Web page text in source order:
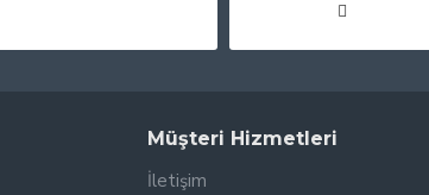
Müşteri Hizmetleri
İletişim